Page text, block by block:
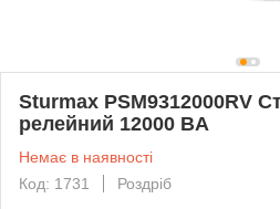
Sturmax PSM9312000RV
релейний 12000 ВA
Немає в наявності
Код: 1731
Роздріб